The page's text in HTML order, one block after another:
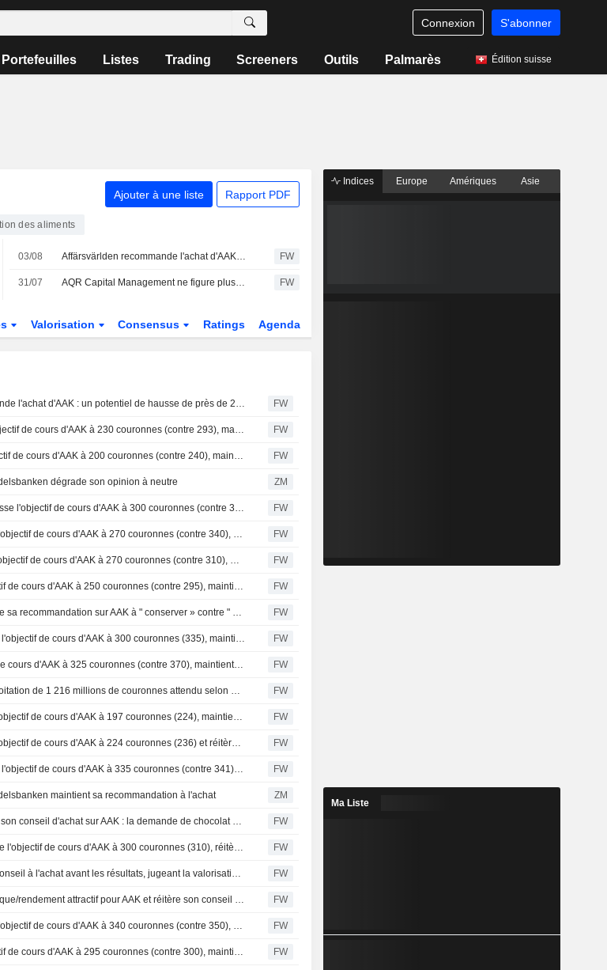
Connexion S'abonner
Portefeuilles Listes Trading Screeners Outils Palmarès Édition suisse
Ajouter à une liste Rapport PDF
des aliments
03/08 Affärsvärlden recommande l'achat d'AAK : un potentiel de hausse de près de 20 % identifié FW
31/07 AQR Capital Management ne figure plus parmi les vendeurs à découvert déclarés d'AAK FW
Valorisation Consensus Ratings Agenda
Affärsvärlden recommande l'achat d'AAK : un potentiel de hausse de près de 20 % identifié FW
Berenberg abaisse l'objectif de cours d'AAK à 230 couronnes (contre 293), maintient sa recommandation à "conserver" FW
Barclays abaisse l'objectif de cours d'AAK à 200 couronnes (contre 240), maintient sa recommandation à "sous-pondérer" - BN FW
dégrade son opinion à neutre ZM
Kepler Cheuvreux abaisse l'objectif de cours d'AAK à 300 couronnes (contre 330), maintient son conseil à l'achat FW
Danske Bank abaisse l'objectif de cours d'AAK à 270 couronnes (contre 340), maintient sa recommandation à l'achat - BN FW
SB1 Markets abaisse l'objectif de cours d'AAK à 270 couronnes (contre 310), maintient sa recommandation à l'achat FW
Nordea abaisse l'objectif de cours d'AAK à 250 couronnes (contre 295), maintient sa recommandation à l'achat FW
Handelsbanken abaisse sa recommandation sur AAK à " conserver » contre " acheter », objectif de cours ramené à 233 couronnes (300) FW
DNB Carnegie abaisse l'objectif de cours d'AAK à 300 couronnes (335), maintient son conseil à l'achat FW
SEB abaisse l'objectif de cours d'AAK à 325 couronnes (contre 370), maintient sa recommandation à l'achat FW
AAK : un résultat d'exploitation de 1 216 millions de couronnes attendu selon Modular FW
BNP Paribas abaisse l'objectif de cours d'AAK à 197 couronnes (224), maintient son opinion à 'sous-performance' - BN FW
BNP Paribas abaisse l'objectif de cours d'AAK à 224 couronnes (236) et réitère son opinion "Sous-performance" - BN FW
DNB Carnegie abaisse l'objectif de cours d'AAK à 335 couronnes (contre 341), maintient sa recommandation à l'achat FW
maintient sa recommandation à l'achat ZM
Handelsbanken réitère son conseil d'achat sur AAK : la demande de chocolat devrait rebondir au second semestre FW
Handelsbanken abaisse l'objectif de cours d'AAK à 300 couronnes (310), réitère son conseil d'achat - BN FW
AAK : SB1 réitère son conseil à l'achat avant les résultats, jugeant la valorisation attractive FW
Nordea voit un profil risque/rendement attractif pour AAK et réitère son conseil à l'achat FW
Danske Bank abaisse l'objectif de cours d'AAK à 340 couronnes (contre 350), maintient sa recommandation à l'achat - BN FW
Nordea abaisse l'objectif de cours d'AAK à 295 couronnes (contre 300), maintient sa recommandation à l'achat FW
Indices Europe Amériques Asie
Ma Liste